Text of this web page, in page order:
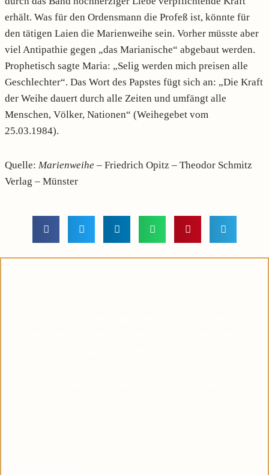
erhält. Was für den Ordensmann die Profeß ist, könnte für
den tätigen Laien die Marienweihe sein. Vorher müsste aber
viel Antipathie gegen „das Marianische“ abgebaut werden.
Prophetisch sagte Maria: „Selig werden mich preisen alle
Geschlechter“. Das Wort des Papstes fügt sich an: „Die Kraft
der Weihe dauert durch alle Zeiten und umfängt alle
Menschen, Völker, Nationen“ (Weihegebet vom
25.03.1984).
Quelle: Marienweihe – Friedrich Opitz – Theodor Schmitz
Verlag – Münster